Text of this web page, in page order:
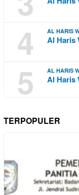
4 AL HARIS
Al Haris
5 AL HARIS
Al Haris
TERPOPULER